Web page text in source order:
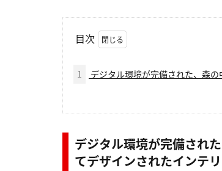
目次
1 デジタル環境が完備された、森
デジタル環境が完備され
てデザインされたインテ